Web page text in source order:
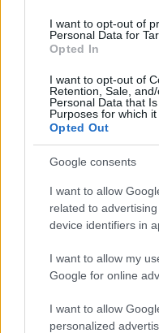
I want to opt-out of
Personal Data for
Opted In
I want to opt-out of
Retention, Sale,
Personal Data that
Purposes for which it
Opted Out
Google consents
I want to allow
related to
device identifiers in
I want to allow my
Google for online
I want to allow
personalized
Puoi effettuare
sezione Login
cliccando
TEMI: Affitti Olbia
Comune Di Olbia
Notizie Sardegna
i tuoi
345